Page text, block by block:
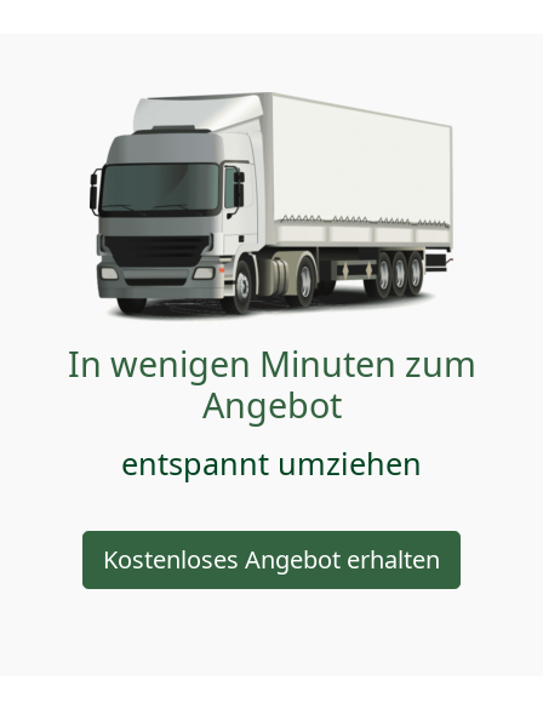
In wenigen Minuten zum
Angebot
entspannt umziehen
Kostenloses Angebot erhalten